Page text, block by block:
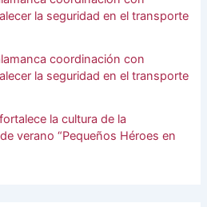
la seguridad en el transporte
coordinación con
la seguridad en el transporte
la cultura de la
verano “Pequeños Héroes en